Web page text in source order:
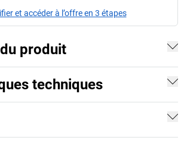
et accéder à l’offre en 3 étapes
produit
techniques